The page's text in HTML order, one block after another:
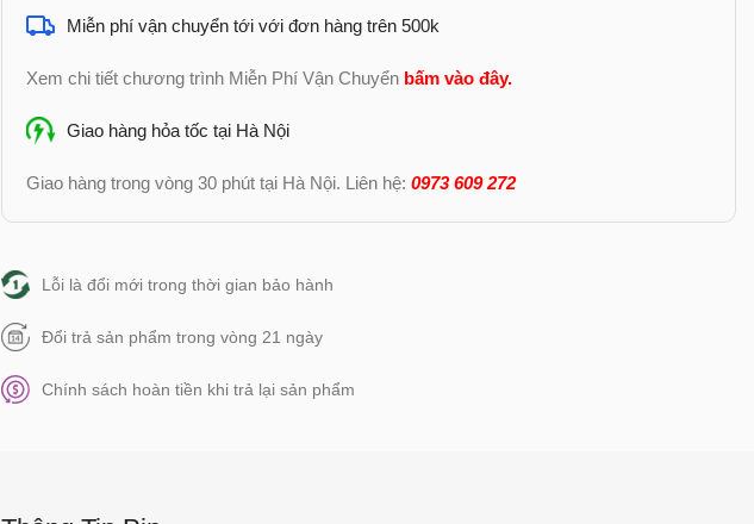
Miễn phí vận chuyển tới với đơn hàng trên 500k
Xem chi tiết chương trình Miễn Phí Vận Chuyển bấm vào đây.
Giao hàng hỏa tốc tại Hà Nội
Giao hàng trong vòng 30 phút tại Hà Nội. Liên hệ: 0973 609 272
Lỗi là đổi mới trong thời gian bảo hành
Đổi trả sản phẩm trong vòng 21 ngày
Chính sách hoàn tiền khi trả lại sản phẩm